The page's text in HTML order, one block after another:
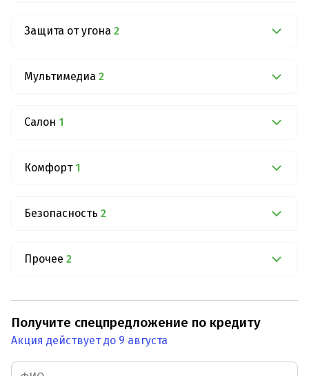
Защита от угона 2
Мультимедиа 2
Салон 1
Комфорт 1
Безопасность 2
Прочее 2
Получите спецпредложение по кредиту
Акция действует до 9 августа